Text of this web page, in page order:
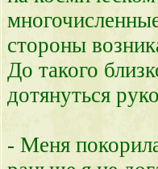
стороны
До такого
дотянуться
- Меня